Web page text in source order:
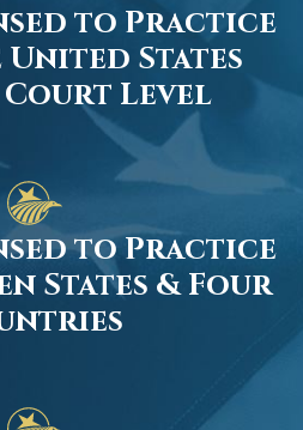
to Practice
United States
Court Level
to Practice
States & Four